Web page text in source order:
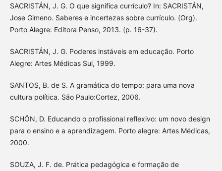
SACRISTÁN, J. G. O que significa currículo? In: SACRISTÁN,
Jose Gimeno. Saberes e incertezas sobre currículo. (Org).
Porto Alegre: Editora Penso, 2013. (p. 16-37).
SACRISTÁN, J. G. Poderes instáveis em educação. Porto
Alegre: Artes Médicas Sul, 1999.
SANTOS, B. de S. A gramática do tempo: para uma nova
cultura política. São Paulo:Cortez, 2006.
SCHÖN, D. Educando o profissional reflexivo: um novo design
para o ensino e a aprendizagem. Porto alegre: Artes Médicas,
2000.
SOUZA, J. F. de. Prática pedagógica e formação de